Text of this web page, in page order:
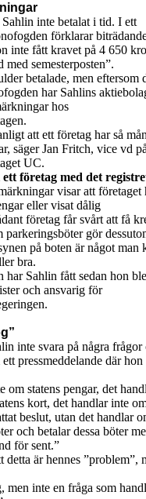
inte betalat i tid. I ett
förklarar
inte fått kravet på 4 650
med semesterposten”.
betalade, men eftersom
har Sahlins
hos
att ett företag har så
säger Jan Fritch, vice vd
UC.
företag med det
visar att företaget
eller visat dålig
företag får svårt att få
parkeringsböter gör
på boten är något man
bra.
har Sahlin fått sedan hon
och ansvarig för
inte svara på några frågor
pressmeddelande där
om statens pengar, det
kort, det handlar inte
beslut, utan det handlar
och betalar dessa böter
för sent.”
detta är hennes ”problem”,
men inte en fråga som